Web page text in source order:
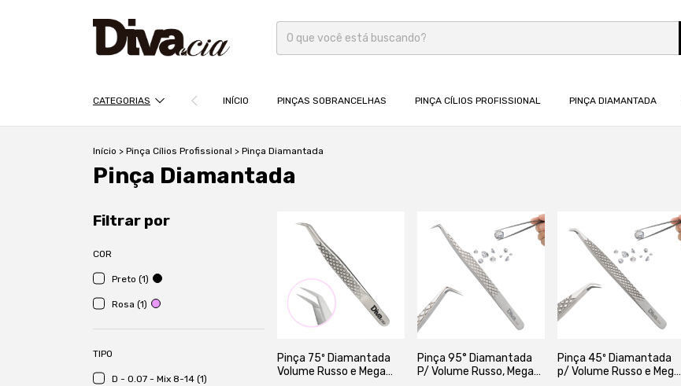
CATEGORIAS INÍCIO PINÇAS SOBRANCELHAS PINÇA CÍLIOS PROFISSIONAL PINÇA DIAMANTADA
Início > Pinça Cílios Profissional > Pinça Diamantada
Pinça Diamantada
Filtrar por
COR
Preto (1)
Rosa (1)
TIPO
D - 0.07 - Mix 8-14 (1)
Pinça 75º Diamantada
Volume Russo e Mega
Pinça 95° Diamantada
P/ Volume Russo, Mega
Pinça 45º Diamantada
p/ Volume Russo e Mega